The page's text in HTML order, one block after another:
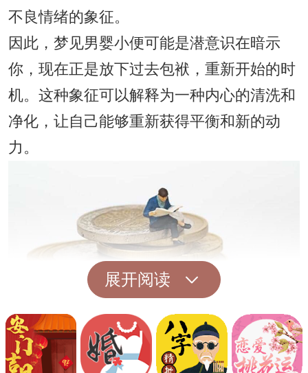
不良情绪的象征。
因此，梦见男婴小便可能是潜意识在暗示
你，现在正是放下过去包袱，重新开始的时
机。这种象征可以解释为一种内心的清洗和
净化，让自己能够重新获得平衡和新的动
力。
此外，梦境中的环境和情景也会影响解梦的
展开阅读